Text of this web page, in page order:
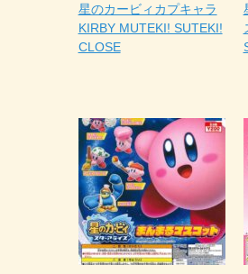
星のカービィカプキャラ
KIRBY MUTEKI! SUTEKI!
CLOSE